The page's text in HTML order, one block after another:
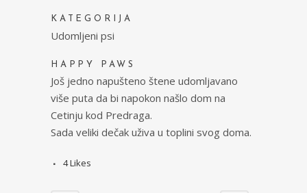
KATEGORIJA
Udomljeni psi
HAPPY PAWS
Još jedno napušteno štene udomljavano
više puta da bi napokon našlo dom na
Cetinju kod Predraga.
Sada veliki dečak uživa u toplini svog doma.
4Likes